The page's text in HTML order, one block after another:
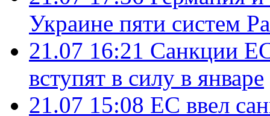
Украине пяти систем
21.07 16:21 Санкции
вступят в силу в январе
21.07 15:08 ЕС ввел